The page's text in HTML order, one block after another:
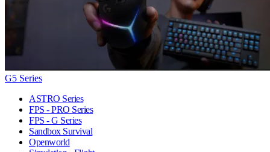
G5 Series
ASTRO Series
FPS - PRO Series
FPS - G Series
Sandbox Survival
Openworld